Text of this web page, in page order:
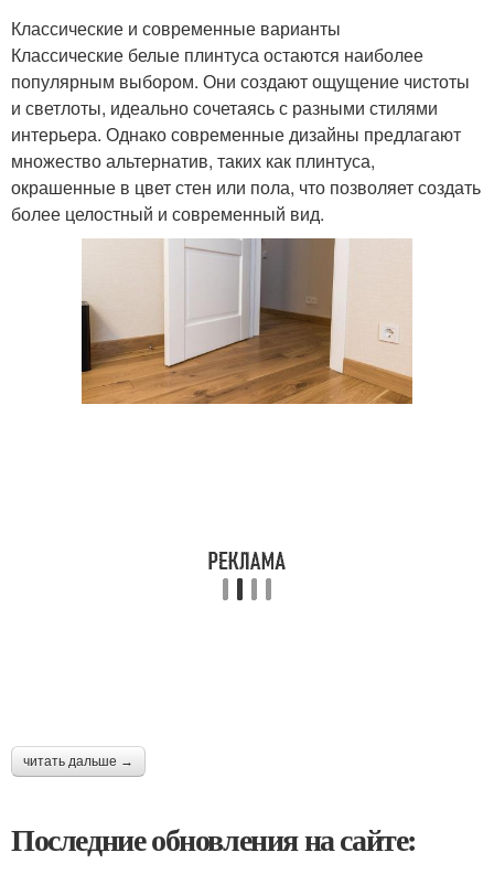
Классические и современные варианты
Классические белые плинтуса остаются наиболее
популярным выбором. Они создают ощущение чистоты
и светлоты, идеально сочетаясь с разными стилями
интерьера. Однако современные дизайны предлагают
множество альтернатив, таких как плинтуса,
окрашенные в цвет стен или пола, что позволяет создать
более целостный и современный вид.
читать дальше →
Последние обновления на сайте: